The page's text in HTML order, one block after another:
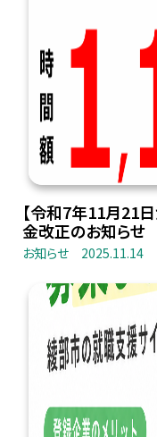
【令和7年11月21
金改正のお知らせ
お知らせ 2025.11.14